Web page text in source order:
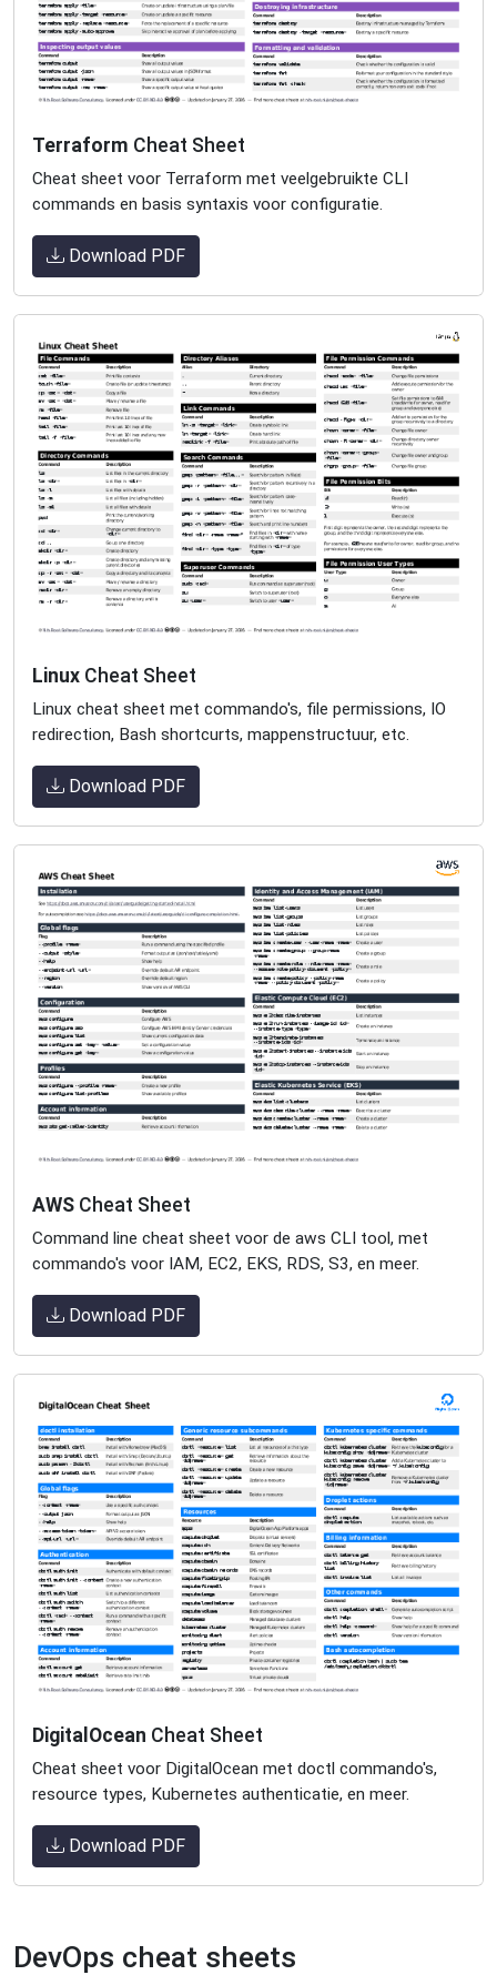
Terraform Cheat Sheet
Cheat sheet voor Terraform met veelgebruikte CLI
commands en basis syntaxis voor configuratie.
Download PDF
Linux Cheat Sheet
Linux cheat sheet met commando's, file permissions, IO
redirection, Bash shortcurts, mappenstructuur, etc.
Download PDF
AWS Cheat Sheet
Command line cheat sheet voor de aws CLI tool, met
commando's voor IAM, EC2, EKS, RDS, S3, en meer.
Download PDF
DigitalOcean Cheat Sheet
Cheat sheet voor DigitalOcean met doctl commando's,
resource types, Kubernetes authenticatie, en meer.
Download PDF
DevOps cheat sheets